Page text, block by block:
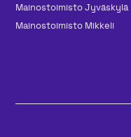
Mainos­toimisto Jyväskylä
Mainos­toimisto Mikkeli